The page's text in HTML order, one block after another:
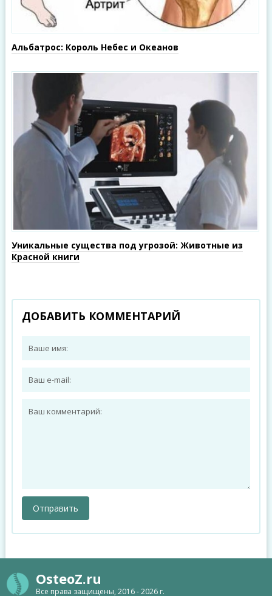
Альбатрос: Король Небес и Океанов
Уникальные существа под угрозой: Животные из
Красной книги
ДОБАВИТЬ КОММЕНТАРИЙ
OsteoZ.ru
Все права защищены, 2016 - 2026 г.